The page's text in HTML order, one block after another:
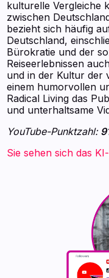
kulturelle Vergleiche
zwischen
bezieht sich häufig
Deutschland,
Bürokratie und der
Reiseerlebnissen
und in der Kultur der
einem humorvollen
Radical Living das
und unterhaltsame
YouTube-Punktzahl:
Sie sehen sich das